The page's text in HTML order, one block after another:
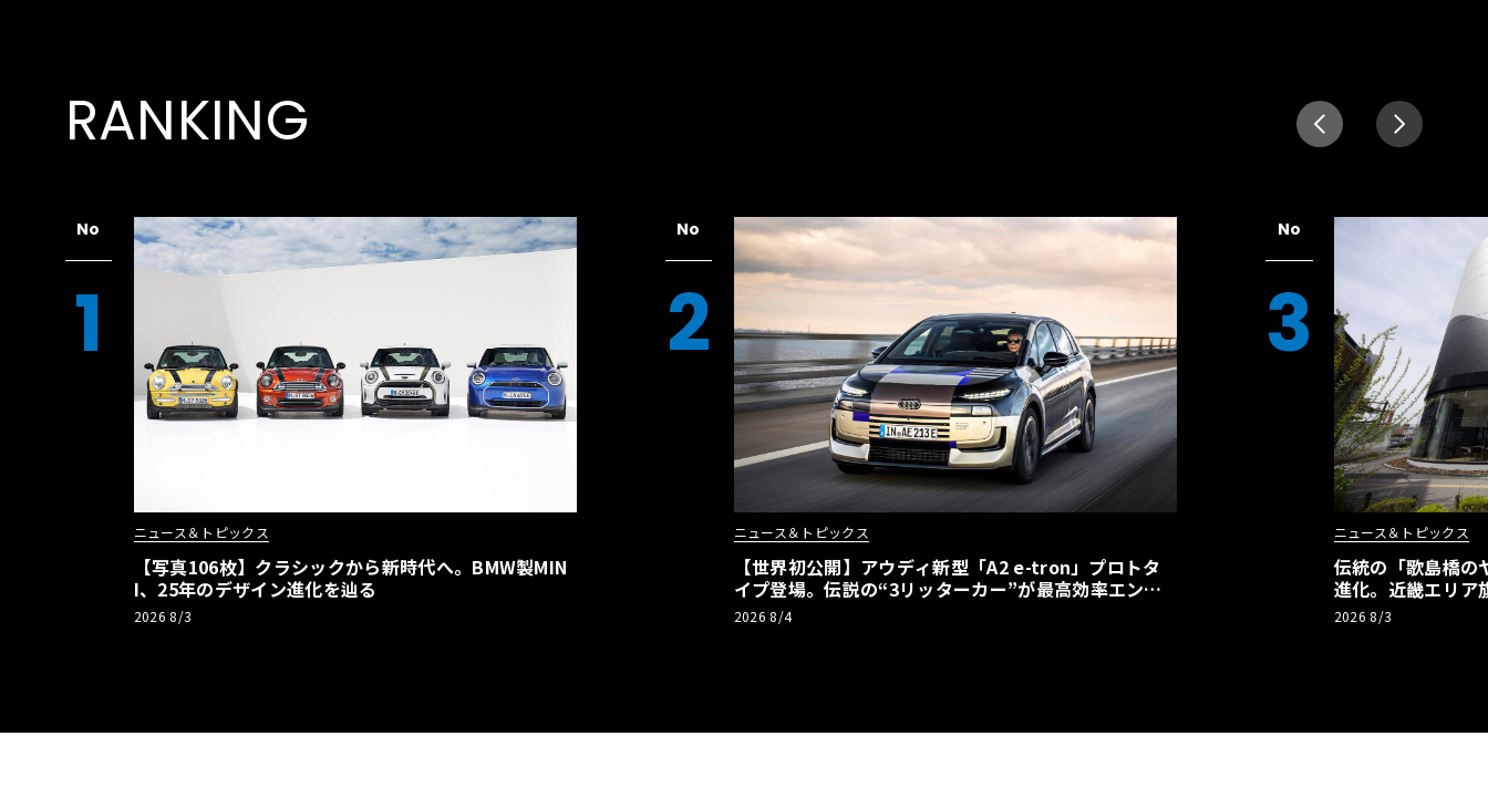
RANKING
No
1
ニュース＆トピックス
【写真106枚】クラシックから新時代へ。BMW製MIN
I、25年のデザイン進化を辿る
2026 8/3
No
2
ニュース＆トピックス
【世界初公開】アウディ新型「A2 e-tron」プロトタ
イプ登場。伝説の“3リッターカー”が最高効率エント
リーBEVとして復活【画像38枚】
2026 8/4
No
3
ニュース＆トピックス
伝統の「歌島橋の
進化。近畿エリア
ーアル
2026 8/3